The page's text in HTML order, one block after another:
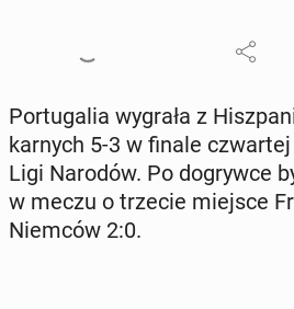
Por­tu­ga­lia wygrała z
karnych 5-3 w finale
Ligi Narodów. Po do­gryw­ce
w meczu o trzecie miejsce
Niemców 2:0.